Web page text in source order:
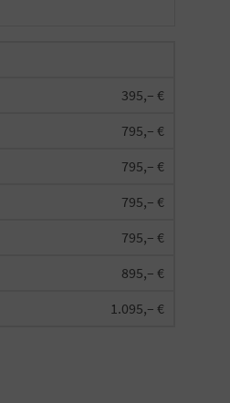
395,– €
795,– €
795,– €
795,– €
795,– €
895,– €
1.095,– €